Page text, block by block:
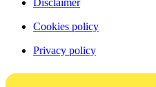
Cookies policy
Privacy policy